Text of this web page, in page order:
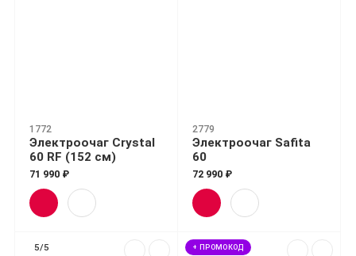
1772
Электроочаг Crystal
60 RF (152 см)
71 990 ₽
2779
Электроочаг Safita
60
72 990 ₽
5/5 + ПРОМОКОД